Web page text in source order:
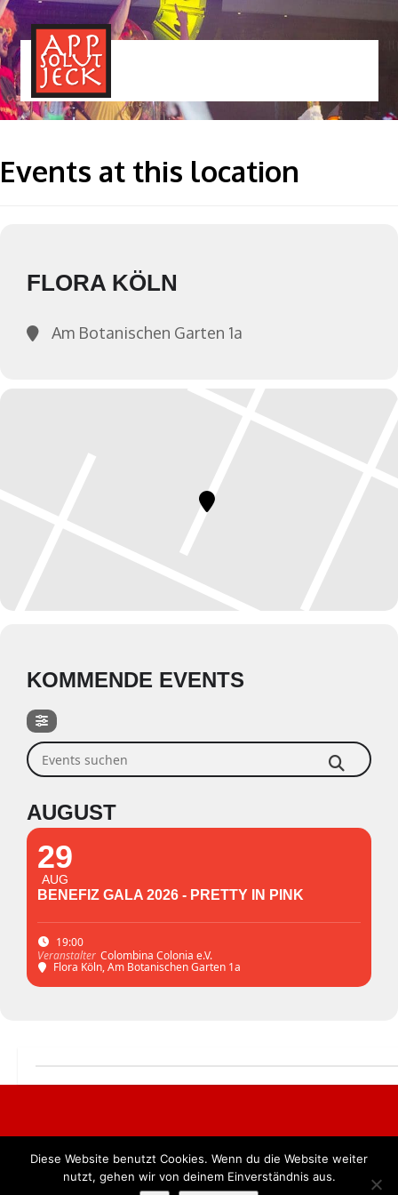
Events at this location
FLORA KÖLN
Am Botanischen Garten 1a
KOMMENDE EVENTS
Events suchen
AUGUST
19:00
Veranstalter Colombina Colonia e.V.
Flora Köln, Am Botanischen Garten 1a
29
AUG
BENEFIZ GALA 2026 - PRETTY IN PINK
Alle Rechte vorbehalten. BKB Verlag GmbH
Diese Website benutzt Cookies. Wenn du die Website weiter
nutzt, gehen wir von deinem Einverständnis aus.